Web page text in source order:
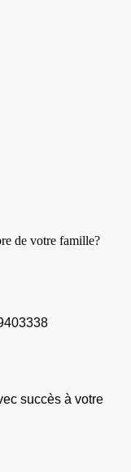
de votre famille?
succès à votre